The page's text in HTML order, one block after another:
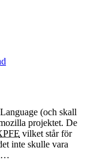
(och skall
projektet. De
vilket står för
inte skulle vara